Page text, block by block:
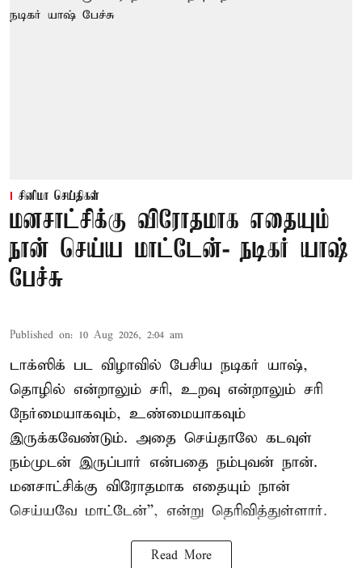
சினிமா செய்திகள்
மனசாட்சிக்கு விரோதமாக எதையும்
நான் செய்ய மாட்டேன்- நடிகர் யாஷ்
பேச்சு
Published on: 10 Aug 2026, 2:04 am
டாக்ஸிக் பட விழாவில் பேசிய நடிகர் யாஷ்,
தொழில் என்றாலும் சரி, உறவு என்றாலும் சரி
நேர்மையாகவும், உண்மையாகவும்
இருக்கவேண்டும். அதை செய்தாலே கடவுள்
நம்முடன் இருப்பார் என்பதை நம்புவன் நான்.
மனசாட்சிக்கு விரோதமாக எதையும் நான்
செய்யவே மாட்டேன்'', என்று தெரிவித்துள்ளார்.
Read More